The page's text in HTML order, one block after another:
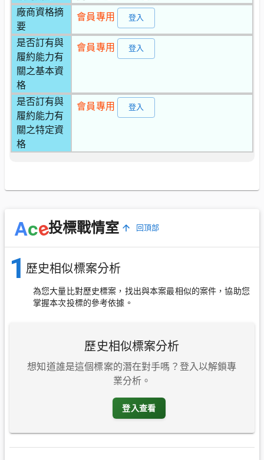
廠商資格摘
要
會員專用 登入
是否訂有與
履約能力有
關之基本資
格
會員專用 登入
是否訂有與
履約能力有
關之特定資
格
會員專用 登入
Ace投標戰情室 回頂部
1 歷史相似標案分析
為您大量比對歷史標案，找出與本案最相似的案件，協助您
掌握本次投標的參考依據。
歷史相似標案分析
想知道誰是這個標案的潛在對手嗎？登入以解鎖專
業分析。
登入查看